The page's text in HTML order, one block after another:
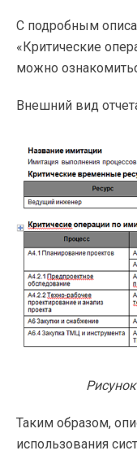
С подробным
«Критические
можно
Внешний вид
Таким образом,
использования